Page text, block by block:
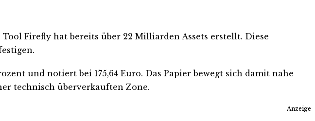
Firefly hat bereits über 22 Milliarden Assets erstellt. Diese
und notiert bei 175,64 Euro. Das Papier bewegt sich damit nahe
technisch überverkauften Zone.
Anzeige